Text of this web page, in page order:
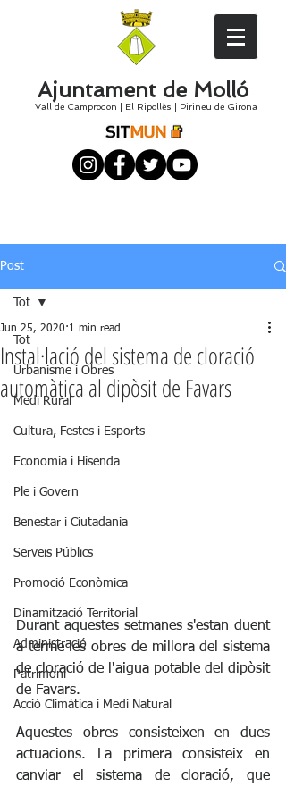
Ajuntament de Molló
Vall de Camprodon El Ripollès Pirineu de Girona
Post
Tot
Urbanisme i Obres
Medi Rural
Cultura, Festes i Esports
Economia i Hisenda
Ple i Govern
Benestar i Ciutadania
Serveis Públics
Promoció Econòmica
Dinamització Territorial
Administració
Patrimoni
Acció Climàtica i Medi Natural
Tot
Instal·lació del sistema de cloració
automàtica al dipòsit de Favars
Jun 25, 2020 1 min read
Durant aquestes setmanes s'estan duent
a terme les obres de millora del sistema
de cloració de l'aigua potable del dipòsit
de Favars.
Aquestes obres consisteixen en dues
actuacions. La primera consisteix en
canviar el sistema de cloració, que